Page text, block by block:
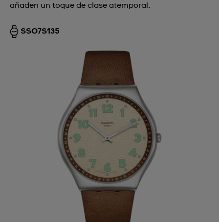
añaden un toque de clase atemporal.
SS07S135